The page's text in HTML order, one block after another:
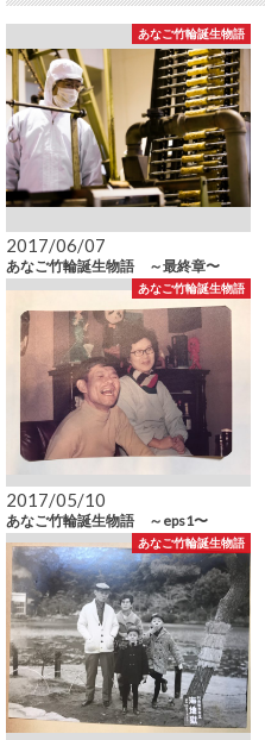
あなご竹輪誕生物語
2017/06/07
あなご竹輪誕生物語 ～最終章〜
あなご竹輪誕生物語
2017/05/10
あなご竹輪誕生物語 ～eps1〜
あなご竹輪誕生物語